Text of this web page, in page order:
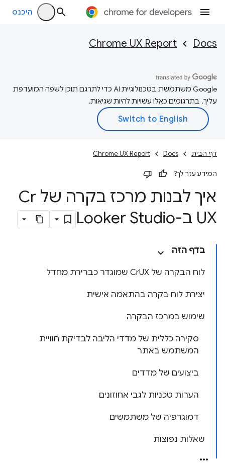
היכנס
Docs
Chrome UX Report
‫Google משתמשת בטכנולוגיית AI כדי לתרגם תוכן לשפה המועדפת
עליך. בתרגומים כאלו עשויות להיות שגיאות.
דף הבית Docs
Chrome UX Report
המידע עזר לך?
איך לבנות מרכז בקרה של Cr
UX ב-Looker Studio
בדף הזה
לוח הבקרה של CrUX שמוגדר כברירת מחדל
יצירת לוח בקרה בהתאמה אישית
שימוש במרכז הבקרה
סקירה כללית של מדדי הליבה לבדיקת חוויית
המשתמש באתר
ביצועים של מדדים
הערות טכניות לגבי אחוזונים
דמוגרפיה של משתמשים
שאלות נפוצות